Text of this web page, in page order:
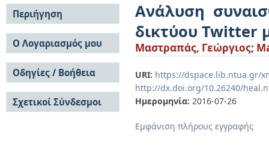
Ανάλυση
δικτύου Twitter
Μαστραπάς, Γεώργιος;
URI: https://dspace.lib.ntua.gr/
http://dx.doi.org/10.26240/
Ημερομηνία: 2016-07-26
Εμφάνιση πλήρους εγγραφής
Περιήγηση
Σε όλο το DSpace
Κοινότητες & Συλλογές
Ανά Ημερομηνία
Έκδοσης
Συγγραφείς
Τίτλοι
Θέματα
Ο Λογαριασμός μου
Σύνδεση
Εγγραφή
Οδηγίες / Βοήθεια
Οδηγίες Υποβολής
Οδηγίες Χρήσης ΙΑ
Συχνές Ερωτήσεις
Σχετικοί Σύνδεσμοι